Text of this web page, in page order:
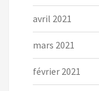
avril 2021
mars 2021
février 2021